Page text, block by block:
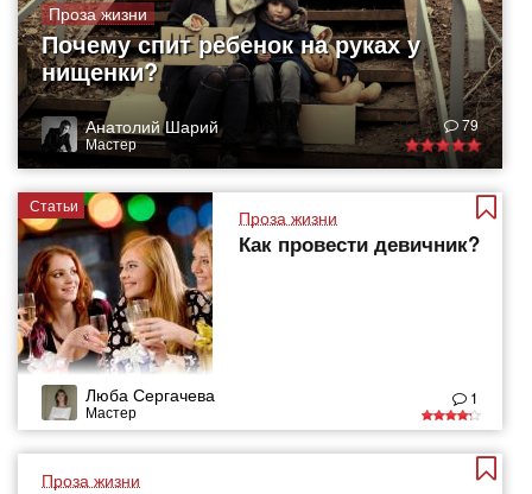
Проза жизни
Почему спит ребенок на руках у
нищенки?
Анатолий Шарий
Мастер
79
Статьи
Проза жизни
Как провести девичник?
Люба Сергачева
Мастер
1
Проза жизни